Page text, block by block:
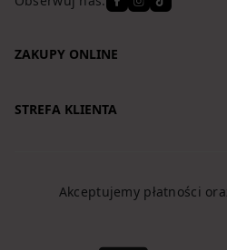
Akceptujemy płatności
ZAKUPY ONLINE
Polityka Prywatności
Regulamin newslettera
STREFA KLIENTA
Koszty dostawy